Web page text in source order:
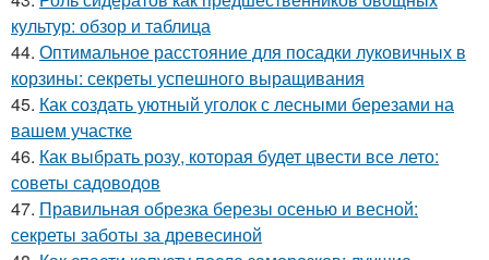
культур: обзор и таблица
44. Оптимальное расстояние для посадки луковичных в
корзины: секреты успешного выращивания
45. Как создать уютный уголок с лесными березами на
вашем участке
46. Как выбрать розу, которая будет цвести все лето:
советы садоводов
47. Правильная обрезка березы осенью и весной:
секреты заботы за древесиной